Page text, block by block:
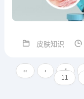
皮肤知识
‹‹ ‹ 4
11